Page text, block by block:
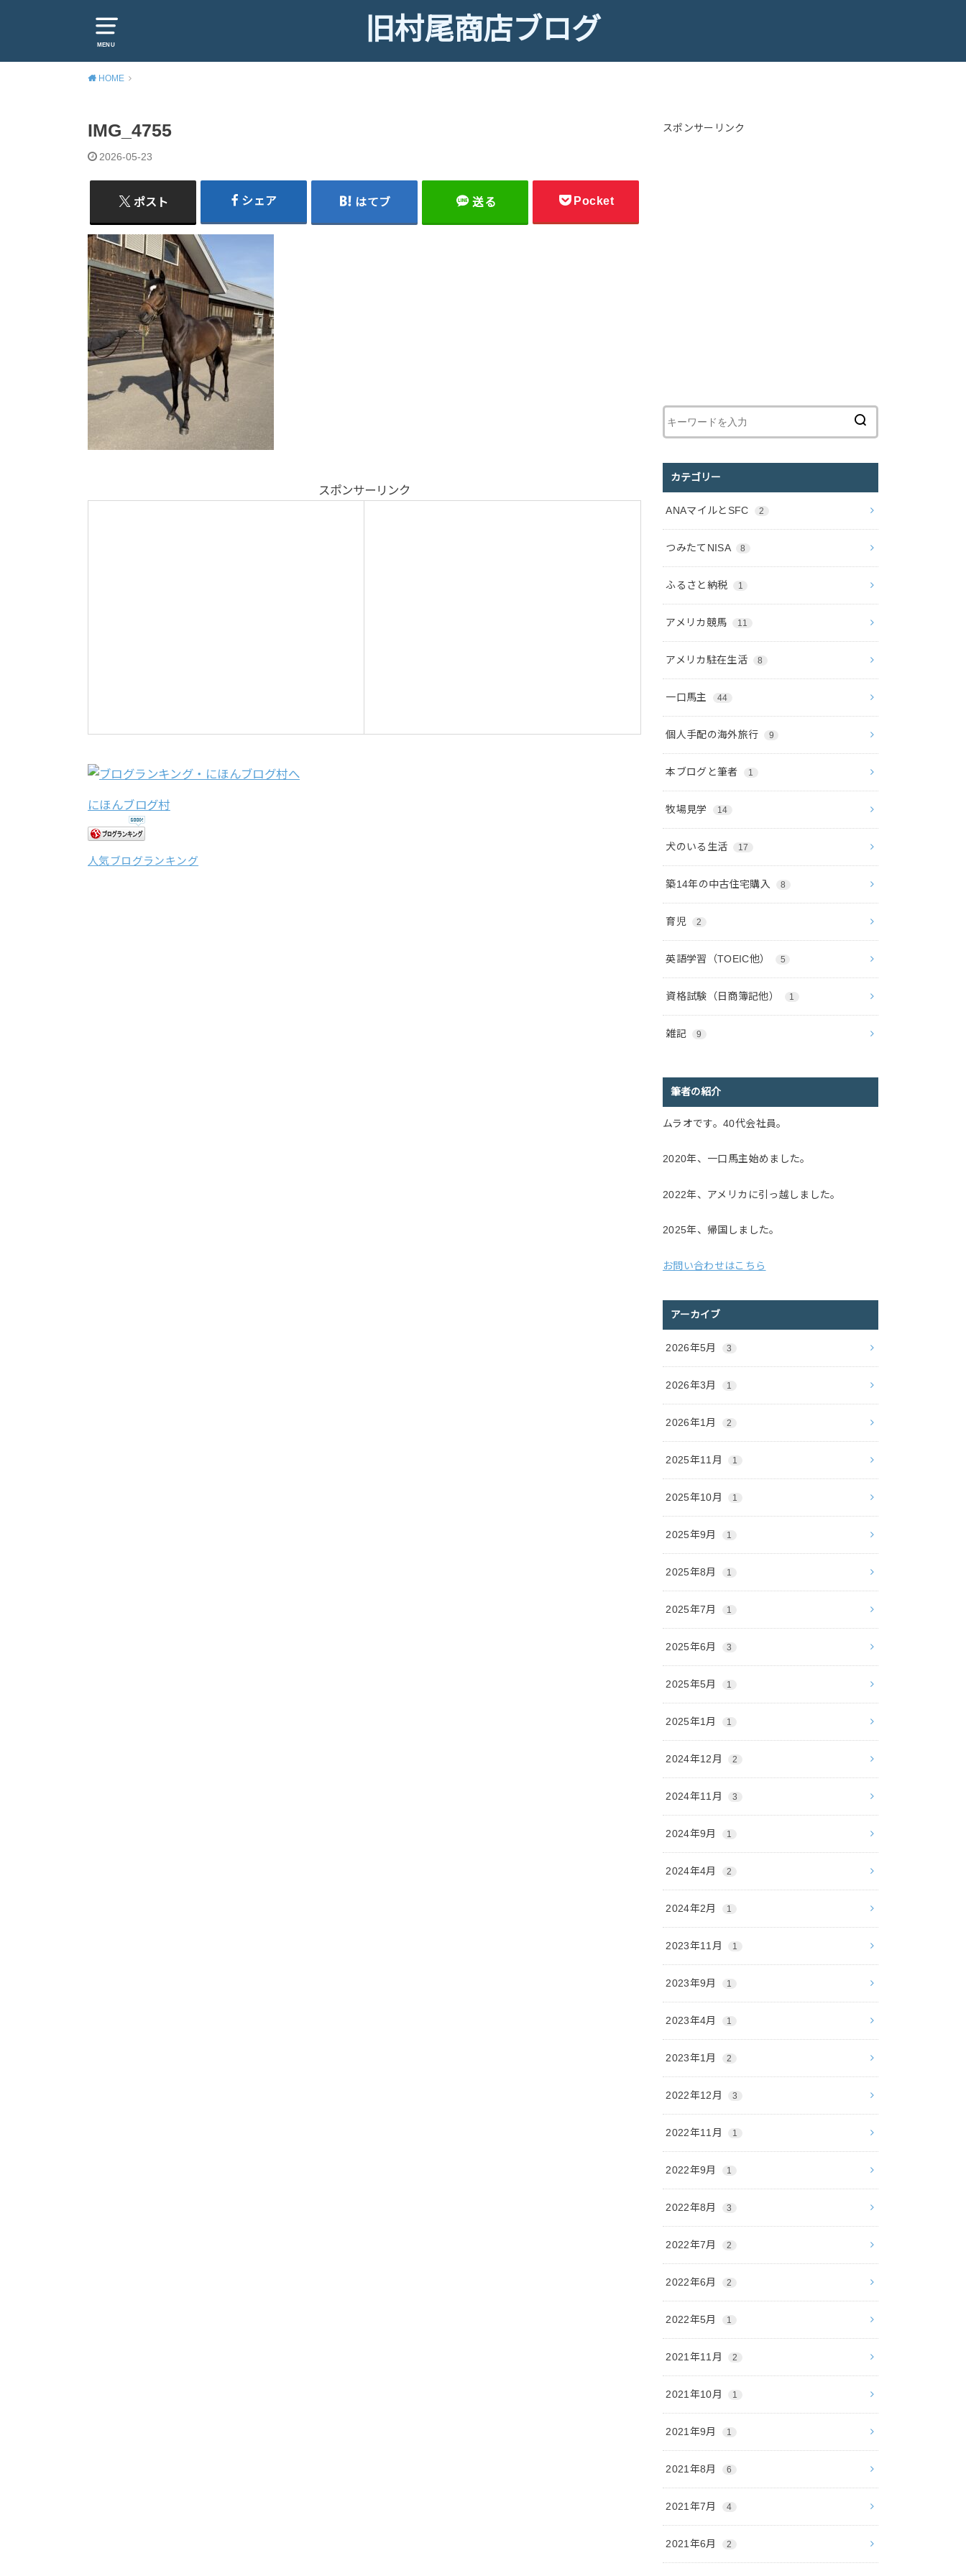
MENU 旧村尾商店ブログ
HOME
IMG_4755
2026-05-23
ポスト シェア はてブ 送る Pocket
スポンサーリンク
にほんブログ村
人気ブログランキング
スポンサーリンク
カテゴリー
ANAマイルとSFC 2
つみたてNISA 8
ふるさと納税 1
アメリカ競馬 11
アメリカ駐在生活 8
一口馬主 44
個人手配の海外旅行 9
本ブログと筆者 1
牧場見学 14
犬のいる生活 17
築14年の中古住宅購入 8
育児 2
英語学習（TOEIC他） 5
資格試験（日商簿記他） 1
雑記 9
筆者の紹介
ムラオです。40代会社員。
2020年、一口馬主始めました。
2022年、アメリカに引っ越しました。
2025年、帰国しました。
お問い合わせはこちら
アーカイブ
2026年5月 3
2026年3月 1
2026年1月 2
2025年11月 1
2025年10月 1
2025年9月 1
2025年8月 1
2025年7月 1
2025年6月 3
2025年5月 1
2025年1月 1
2024年12月 2
2024年11月 3
2024年9月 1
2024年4月 2
2024年2月 1
2023年11月 1
2023年9月 1
2023年4月 1
2023年1月 2
2022年12月 3
2022年11月 1
2022年9月 1
2022年8月 3
2022年7月 2
2022年6月 2
2022年5月 1
2021年11月 2
2021年10月 1
2021年9月 1
2021年8月 6
2021年7月 4
2021年6月 2